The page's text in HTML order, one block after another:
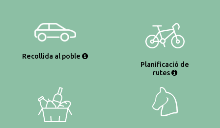
Recollida al poble
Planificació de
rutes